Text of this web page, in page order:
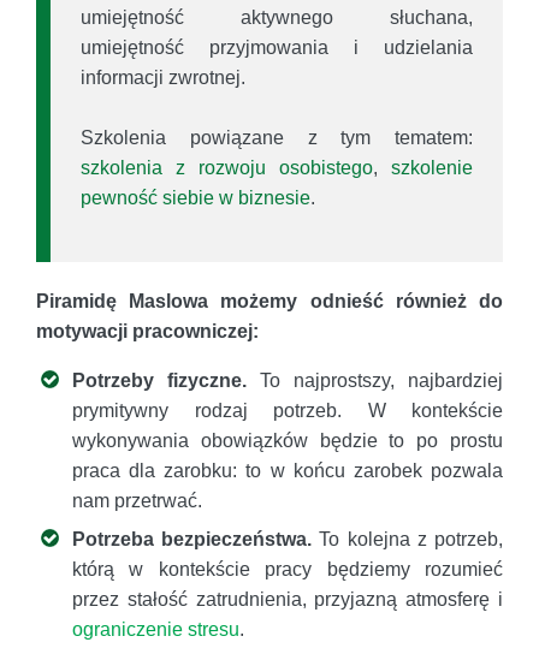
umiejętność aktywnego słuchana,
umiejętność przyjmowania i udzielania
informacji zwrotnej.
Szkolenia powiązane z tym tematem:
szkolenia z rozwoju osobistego, szkolenie
pewność siebie w biznesie.
Piramidę Maslowa możemy odnieść również do
motywacji pracowniczej:
Potrzeby fizyczne. To najprostszy, najbardziej
prymitywny rodzaj potrzeb. W kontekście
wykonywania obowiązków będzie to po prostu
praca dla zarobku: to w końcu zarobek pozwala
nam przetrwać.
Potrzeba bezpieczeństwa. To kolejna z potrzeb,
którą w kontekście pracy będziemy rozumieć
przez stałość zatrudnienia, przyjazną atmosferę i
ograniczenie stresu.